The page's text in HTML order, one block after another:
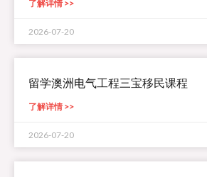
了解详情 >>
2026-07-20
留学澳洲电气工程三宝移民课程
了解详情 >>
2026-07-20